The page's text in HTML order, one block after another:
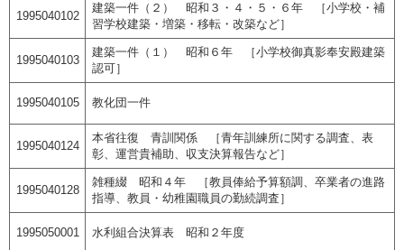
1995040102
建築一件（２） 昭和３・４・５・６年 ［小学校・補
習学校建築・増築・移転・改築など］
1995040103
建築一件（１） 昭和６年 ［小学校御真影奉安殿建築
認可］
1995040105 教化団一件
1995040124
本省往復 青訓関係 ［青年訓練所に関する調査、表
彰、運営貴補助、収支決算報告など］
1995040128
雑種綴 昭和４年 ［教員俸給予算額調、卒業者の進路
指導、教員・幼稚園職員の勤続調査］
1995050001 水利組合決算表 昭和２年度